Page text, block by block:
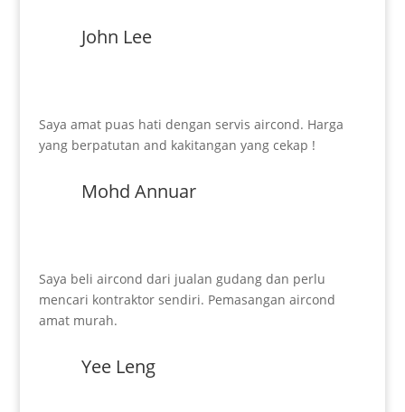
John Lee
Saya amat puas hati dengan servis aircond. Harga
yang berpatutan and kakitangan yang cekap !
Mohd Annuar
Saya beli aircond dari jualan gudang dan perlu
mencari kontraktor sendiri. Pemasangan aircond
amat murah.
Yee Leng